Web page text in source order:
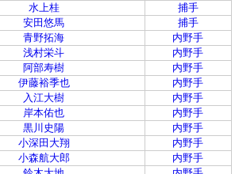
水上桂
捕手
安田悠馬
捕手
青野拓海
内野手
浅村栄斗
内野手
阿部寿樹
内野手
伊藤裕季也
内野手
入江大樹
内野手
岸本佑也
内野手
黒川史陽
内野手
小深田大翔
内野手
小森航大郎
内野手